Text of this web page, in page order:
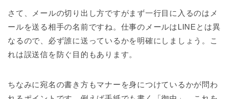
さて、メールの切り出し方ですがまず一行目に入るのはメ
ールを送る相手の名前ですね。仕事のメールはLINEとは異
なるので、必ず誰に送っているかを明確にしましょう。こ
れは誤送信を防ぐ目的もあります。
ちなみに宛名の書き方もマナーを身につけているかが問わ